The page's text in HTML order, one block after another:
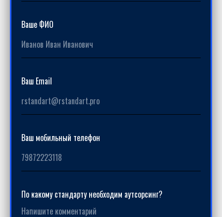
Ваше ФИО
Ваш Email
Ваш мобильный телефон
По какому стандарту необходим аутсорсинг?